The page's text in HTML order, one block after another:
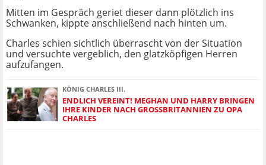
Mitten im Gespräch geriet dieser dann plötzlich ins
Schwanken, kippte anschließend nach hinten um.
Charles schien sichtlich überrascht von der Situation
und versuchte vergeblich, den glatzköpfigen Herren
aufzufangen.
KÖNIG CHARLES III.
ENDLICH VEREINT! MEGHAN UND HARRY BRINGEN
IHRE KINDER NACH GROSSBRITANNIEN ZU OPA C
HARLES